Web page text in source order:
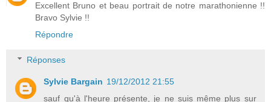
Excellent Bruno et beau portrait de notre marathonienne !!
Bravo Sylvie !!
Répondre
Réponses
Sylvie Bargain 19/12/2012 21:55
sauf qu'à l'heure présente, je ne suis même plus sur